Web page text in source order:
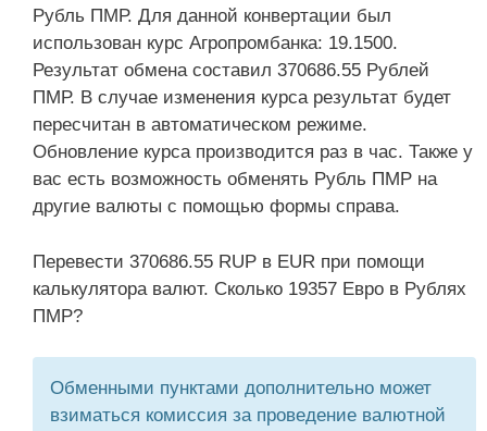
Рубль ПМР. Для данной конвертации был
использован курс Агропромбанка: 19.1500.
Результат обмена составил 370686.55 Рублей
ПМР. В случае изменения курса результат будет
пересчитан в автоматическом режиме.
Обновление курса производится раз в час. Также у
вас есть возможность обменять Рубль ПМР на
другие валюты с помощью формы справа.
Перевести 370686.55 RUP в EUR при помощи
калькулятора валют. Сколько 19357 Евро в Рублях
ПМР?
Обменными пунктами дополнительно может
взиматься комиссия за проведение валютной